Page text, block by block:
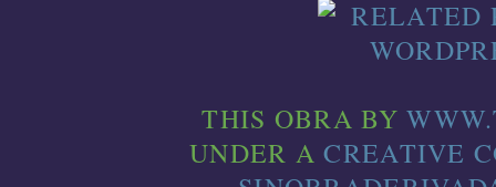
THIS OBRA BY
UNDER ACREATIVE